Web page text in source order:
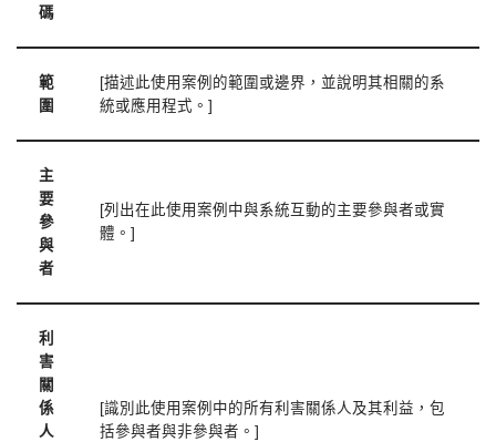
碼
範
圍
[描述此使用案例的範圍或邊界，並說明其相關的系
統或應用程式。]
主
要
參
與
者
[列出在此使用案例中與系統互動的主要參與者或實
體。]
利
害
關
係
人
[識別此使用案例中的所有利害關係人及其利益，包
括參與者與非參與者。]